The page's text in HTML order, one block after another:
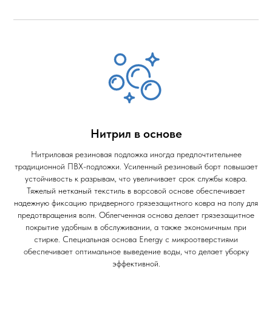
Нитрил в основе
Нитриловая резиновая подложка иногда предпочтительнее
традиционной ПВХ-подложки. Усиленный резиновый борт повышает
устойчивость к разрывам, что увеличивает срок службы ковра.
Тяжелый нетканый текстиль в ворсовой основе обеспечивает
надежную фиксацию придверного грязезащитного ковра на полу для
предотвращения волн. Облегченная основа делает грязезащитное
покрытие удобным в обслуживании, а также экономичным при
стирке. Специальная основа Energy с микроотверстиями
обеспечивает оптимальное выведение воды, что делает уборку
эффективной.